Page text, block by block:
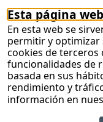
Esta página
En esta web se
permitir y optimizar
cookies de
funcionalidades de
basada en sus
rendimiento y
información en